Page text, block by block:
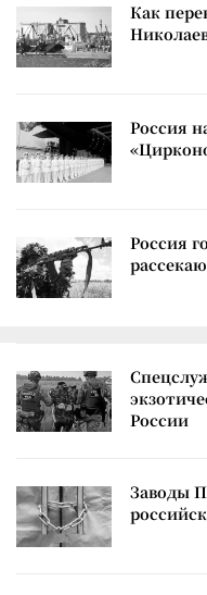
Как
Россия
Россия
России
Заводы